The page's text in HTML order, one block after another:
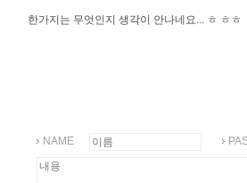
한가지는 무엇인지 생각이 안나네요... ㅎ ㅎㅎ
NAME